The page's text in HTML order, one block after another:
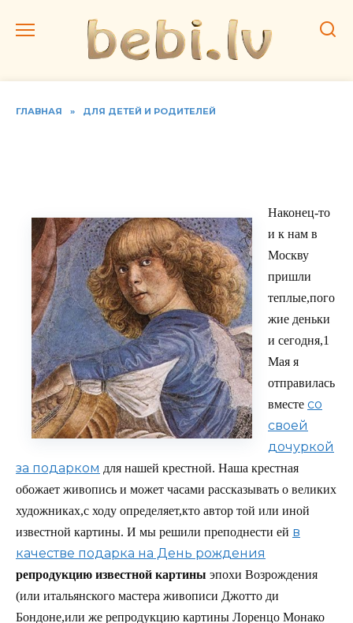
ГЛАВНАЯ » ДЛЯ ДЕТЕЙ И РОДИТЕЛЕЙ
Наконец-то
и к нам в
Москву
пришли
теплые,пого
жие деньки
и сегодня,1
Мая я
отправилась
вместе со
своей
дочуркой
за подарком для нашей крестной. Наша крестная
обожает живопись и может часами рассказывать о великих
художниках,с ходу определяет,кто автор той или иной
известной картины. И мы решили преподнести ей в
качестве подарка на День рождения
репродукцию известной картины эпохи Возрождения
(или итальянского мастера живописи Джотто ди
Бондоне,или же репродукцию картины Лоренцо Монако